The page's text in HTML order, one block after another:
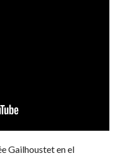
Gailhoustet en el